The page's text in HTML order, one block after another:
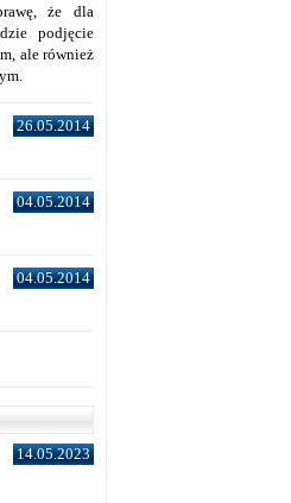
że dla
podjęcie
ale również
26.05.2014
04.05.2014
04.05.2014
14.05.2023